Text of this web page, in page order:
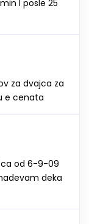
I posle 25
za dvajca za
e cenata
od 6-9-09
deka